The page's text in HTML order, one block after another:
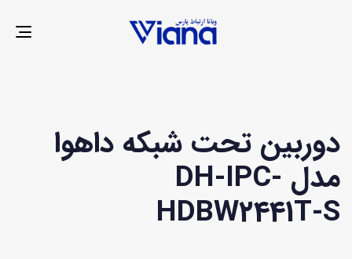
دوربین تحت شبکه داهوا
مدل DH-IPC-
HDBW2441T-S